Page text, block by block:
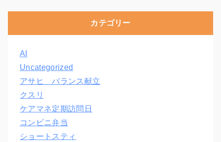
カテゴリー
AI
Uncategorized
アサヒ バランス献立
クスリ
ケアマネ定期訪問日
コンビニ弁当
ショートスティ